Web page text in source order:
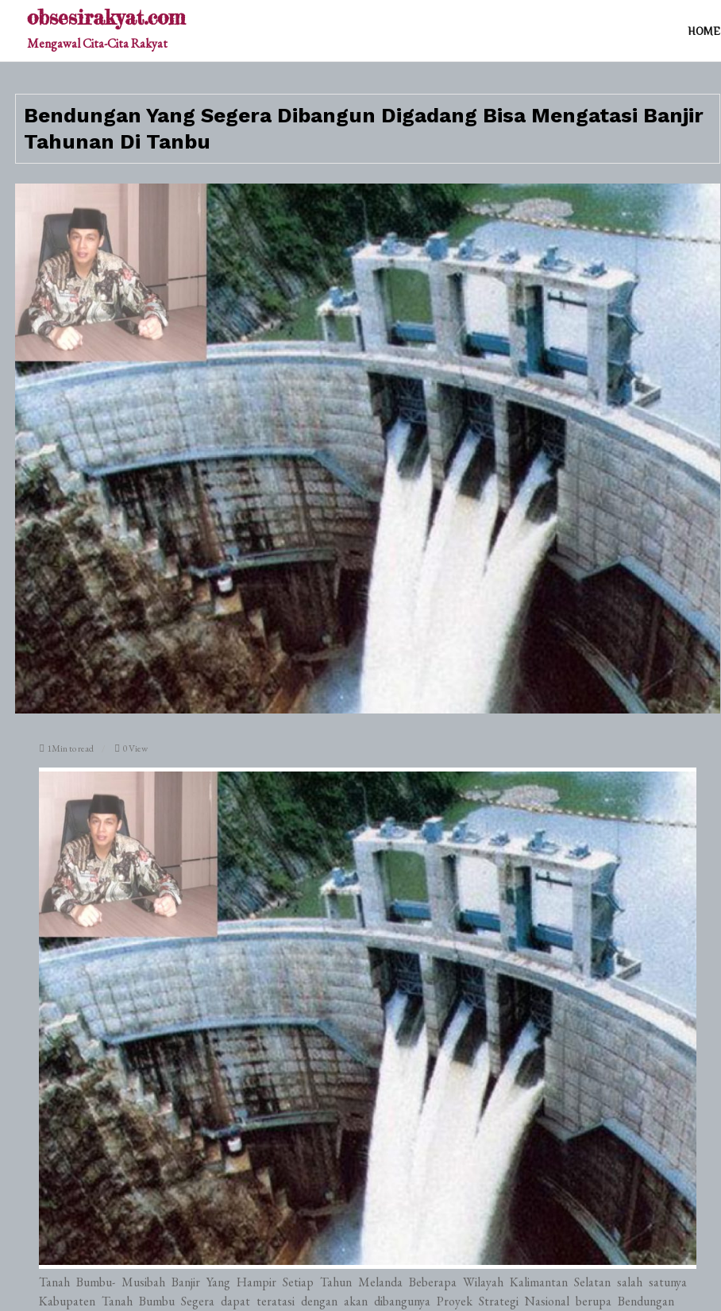
obsesirakyat.com
Mengawal Cita-Cita Rakyat
HOME
Bendungan Yang Segera Dibangun Digadang Bisa Mengatasi Banjir
Tahunan Di Tanbu
1Min to read 0 View
Tanah Bumbu- Musibah Banjir Yang Hampir Setiap Tahun Melanda Beberapa Wilayah Kalimantan Selatan salah satunya
Kabupaten Tanah Bumbu Segera dapat teratasi dengan akan dibangunya Proyek Strategi Nasional berupa Bendungan